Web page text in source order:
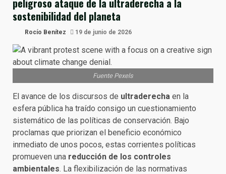
peligroso ataque de la ultraderecha a la
sostenibilidad del planeta
Rocío Benítez 19 de junio de 2026
Fuente Pexels
El avance de los discursos de ultraderecha en la
esfera pública ha traído consigo un cuestionamiento
sistemático de las políticas de conservación. Bajo
proclamas que priorizan el beneficio económico
inmediato de unos pocos, estas corrientes políticas
promueven una reducción de los controles
ambientales. La flexibilización de las normativas